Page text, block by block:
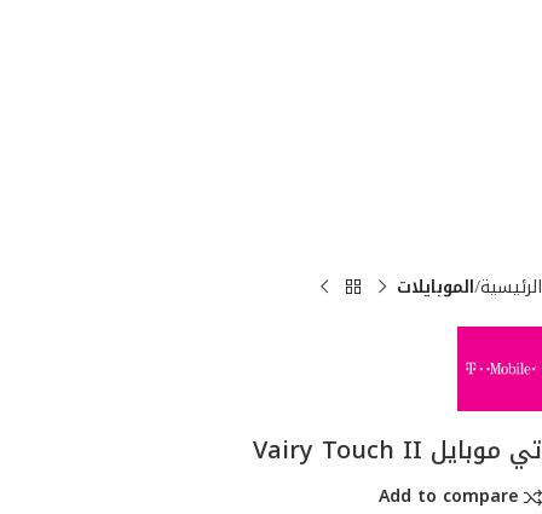
الرئيسية الموبايلات
تي موبايل Vairy Touch II
Add to compare